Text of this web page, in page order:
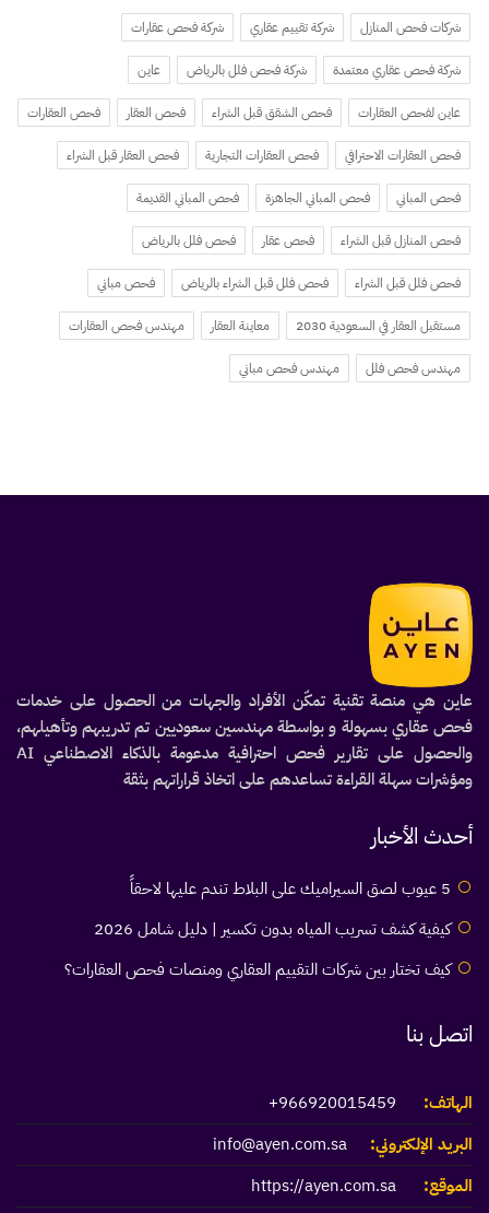
شركات فحص المنازل شركة تقييم عقاري شركة فحص عقارات
شركة فحص عقاري معتمدة شركة فحص فلل بالرياض عاين
عاين لفحص العقارات فحص الشقق قبل الشراء فحص العقار فحص العقارات
فحص العقارات الاحترافي فحص العقارات التجارية فحص العقار قبل الشراء
فحص المباني فحص المباني الجاهزة فحص المباني القديمة
فحص المنازل قبل الشراء فحص عقار فحص فلل بالرياض
فحص فلل قبل الشراء فحص فلل قبل الشراء بالرياض فحص مباني
مستقبل العقار في السعودية 2030 معاينة العقار مهندس فحص العقارات
مهندس فحص فلل مهندس فحص مباني
عاين هي منصة تقنية تمكّن الأفراد والجهات من الحصول على خدمات
فحص عقاري بسهولة و بواسطة مهندسين سعوديين تم تدريبهم وتأهيلهم،
والحصول على تقارير فحص احترافية مدعومة بالذكاء الاصطناعي AI
ومؤشرات سهلة القراءة تساعدهم على اتخاذ قراراتهم بثقة
أحدث الأخبار
5 عيوب لصق السيراميك على البلاط تندم عليها لاحقاً
كيفية كشف تسريب المياه بدون تكسير | دليل شامل 2026
كيف تختار بين شركات التقييم العقاري ومنصات فحص العقارات؟
اتصل بنا
الهاتف:
966920015459+
البريد الإلكتروني:
info@ayen.com.sa
الموقع:
https://ayen.com.sa